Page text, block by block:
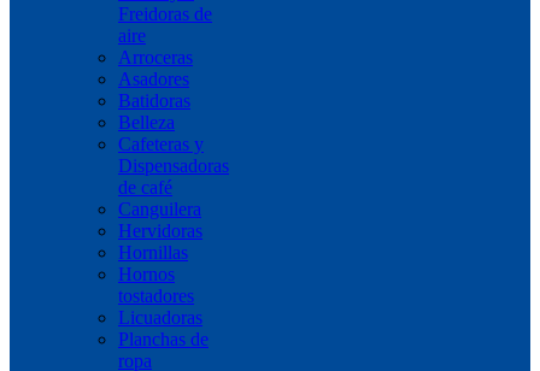
Freidoras de
aire
Arroceras
Asadores
Batidoras
Belleza
Cafeteras y
Dispensadoras
de café
Canguilera
Hervidoras
Hornillas
Hornos
tostadores
Licuadoras
Planchas de
ropa